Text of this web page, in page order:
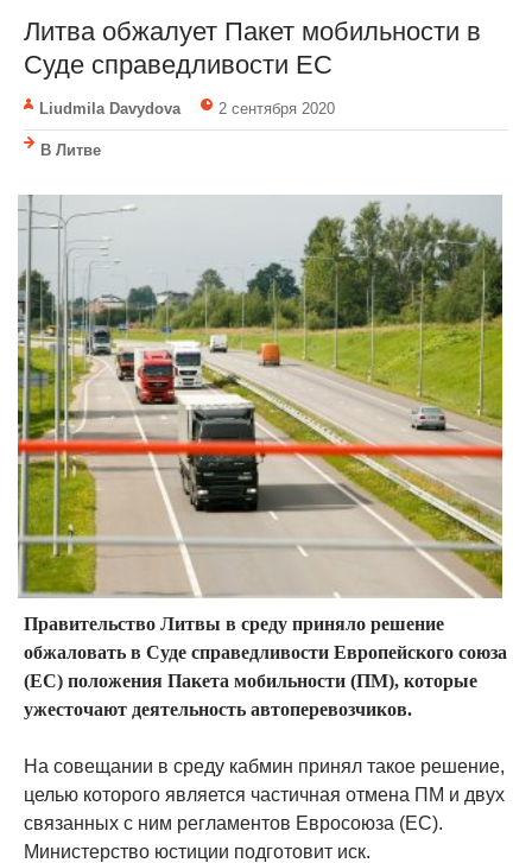
Литва обжалует Пакет мобильности в
Суде справедливости ЕС
Liudmila Davydova 2 сентября 2020
В Литве
Правительство Литвы в среду приняло решение
обжаловать в Суде справедливости Европейского союза
(ЕС) положения Пакета мобильности (ПМ), которые
ужесточают деятельность автоперевозчиков.
На совещании в среду кабмин принял такое решение,
целью которого является частичная отмена ПМ и двух
связанных с ним регламентов Евросоюза (ЕС).
Министерство юстиции подготовит иск.